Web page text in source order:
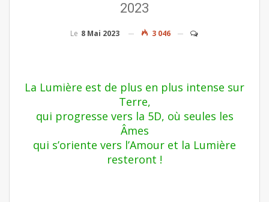
2023
Le 8 Mai 2023 3 046
La Lumière est de plus en plus intense sur
Terre,
qui progresse vers la 5D, où seules les
Âmes
qui s’oriente vers l’Amour et la Lumière
resteront !